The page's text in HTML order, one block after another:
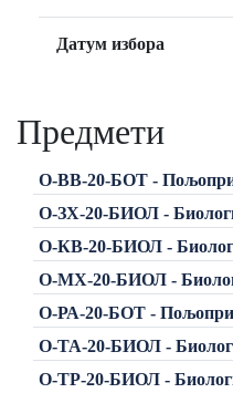
Датум избора
Предмети
О-ВВ-20-БОТ -
О-ЗХ-20-БИОЛ -
О-КВ-20-БИОЛ -
О-МХ-20-БИОЛ -
О-РА-20-БОТ -
О-ТА-20-БИОЛ -
О-ТР-20-БИОЛ -